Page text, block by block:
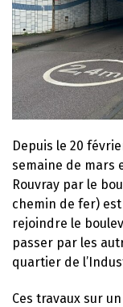
Depuis le 20
semaine de mars
Rouvray par le
chemin de fer)
rejoindre le
passer par les
quartier de
Ces travaux sur